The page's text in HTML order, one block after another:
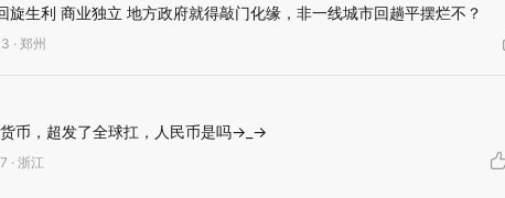
旋生利 商业独立 地方政府就得敲门化缘，非一线城市回趟平摆烂不？
· 郑州
币，超发了全球扛，人民币是吗→_→
· 浙江